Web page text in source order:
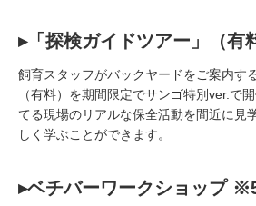
▸「探検ガイドツアー」（有
飼育スタッフがバックヤードをご案内す
（有料）を期間限定でサンゴ特別ver.で
てる現場のリアルな保全活動を間近に見
しく学ぶことができます。
▸ベチバーワークショップ